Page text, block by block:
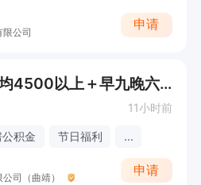
公司
申请
银行客服（五险 月均4500以上＋早九晚六）
11小时前
积金 节日福利 ...
司（曲靖）
申请